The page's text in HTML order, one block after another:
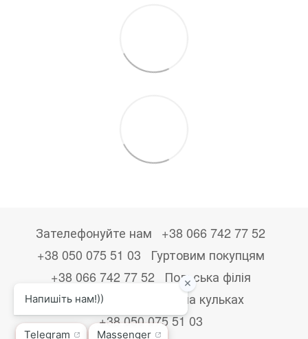
Зателефонуйте нам
+38 066 742 77 52
+38 050 075 51 03
Гуртовим покупцям
+38 066 742 77 52
Польська філія
+48533867723
Друк на кульках
+38 050 075 51 03